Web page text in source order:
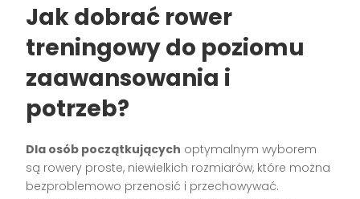
Jak dobrać rower
treningowy do poziomu
zaawansowania i
potrzeb?
Dla osób początkujących optymalnym wyborem
są rowery proste, niewielkich rozmiarów, które można
bezproblemowo przenosić i przechowywać.